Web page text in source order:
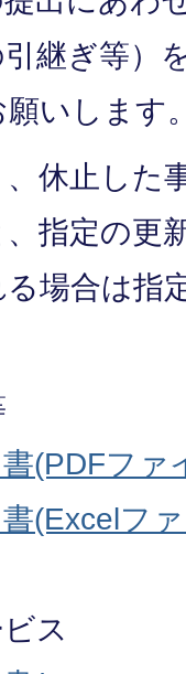
継ぎ等）
いします
休止した
指定の更
場合は指
(PDFファ
(Excelフ
ス